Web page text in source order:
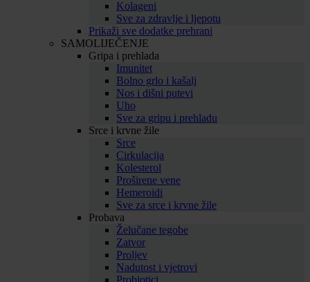
Kolageni
Sve za zdravlje i ljepotu
Prikaži sve dodatke prehrani
SAMOLIJEČENJE
Gripa i prehlada
Imunitet
Bolno grlo i kašalj
Nos i dišni putevi
Uho
Sve za gripu i prehladu
Srce i krvne žile
Srce
Cirkulacija
Kolesterol
Proširene vene
Hemeroidi
Sve za srce i krvne žile
Probava
Želučane tegobe
Zatvor
Proljev
Nadutost i vjetrovi
Probiotici